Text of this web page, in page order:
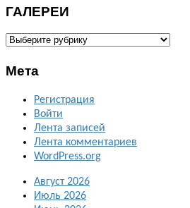
ГАЛЕРЕИ
ГАЛЕРЕИ
Мета
Регистрация
Войти
Лента записей
Лента комментариев
WordPress.org
Август 2026
Июль 2026